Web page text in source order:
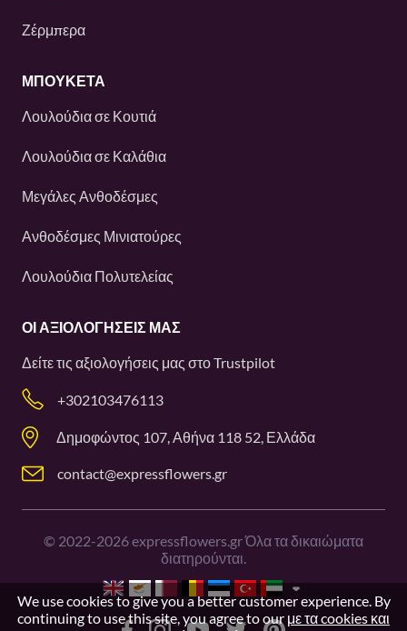
Ζέρμπερα
ΜΠΟΥΚΕΤΑ
Λουλούδια σε Κουτιά
Λουλούδια σε Καλάθια
Μεγάλες Ανθοδέσμες
Ανθοδέσμες Μινιατούρες
Λουλούδια Πολυτελείας
ΟΙ ΑΞΙΟΛΟΓΉΣΕΙΣ ΜΑΣ
Δείτε τις αξιολογήσεις μας στοTrustpilot
+302103476113
Δημοφώντος 107, Αθήνα 118 52, Ελλάδα
contact@expressflowers.gr
© 2022-2026expressflowers.gr Όλα τα δικαιώματα
διατηρούνται.
We use cookies to give you a better customer experience. By
continuing to use this site, you agree to our με τα cookies και